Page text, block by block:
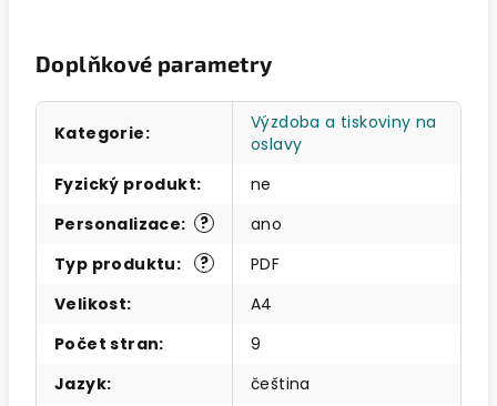
Doplňkové parametry
Kategorie:
Výzdoba a tiskoviny na
oslavy
Fyzický produkt:
ne
?
Personalizace:
ano
?
Typ produktu:
PDF
Velikost:
A4
Počet stran:
9
Jazyk:
čeština